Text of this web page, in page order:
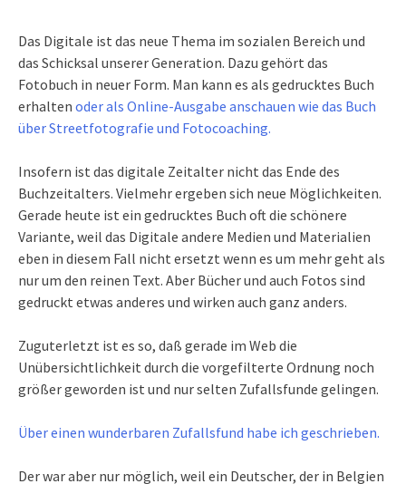
Das Digitale ist das neue Thema im sozialen Bereich und
das Schicksal unserer Generation. Dazu gehört das
Fotobuch in neuer Form. Man kann es als gedrucktes Buch
erhalten oder als Online-Ausgabe anschauen wie das Buch
über Streetfotografie und Fotocoaching.
Insofern ist das digitale Zeitalter nicht das Ende des
Buchzeitalters. Vielmehr ergeben sich neue Möglichkeiten.
Gerade heute ist ein gedrucktes Buch oft die schönere
Variante, weil das Digitale andere Medien und Materialien
eben in diesem Fall nicht ersetzt wenn es um mehr geht als
nur um den reinen Text. Aber Bücher und auch Fotos sind
gedruckt etwas anderes und wirken auch ganz anders.
Zuguterletzt ist es so, daß gerade im Web die
Unübersichtlichkeit durch die vorgefilterte Ordnung noch
größer geworden ist und nur selten Zufallsfunde gelingen.
Über einen wunderbaren Zufallsfund habe ich geschrieben.
Der war aber nur möglich, weil ein Deutscher, der in Belgien